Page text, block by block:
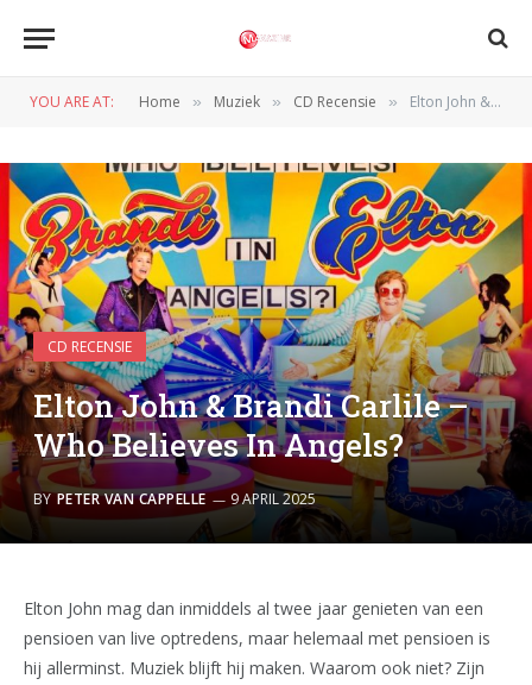
YOU ARE AT: Home » Muziek » CD Recensie » Elton John & Brandi Carlile – Who Believes In Angels?
CD RECENSIE
Elton John & Brandi Carlile –
Who Believes In Angels?
BY PETER VAN CAPPELLE 9 APRIL 2025
Elton John mag dan inmiddels al twee jaar genieten van een
pensioen van live optredens, maar helemaal met pensioen is
hij allerminst. Muziek blijft hij maken. Waarom ook niet? Zijn